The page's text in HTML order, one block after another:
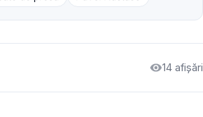
14 afișări